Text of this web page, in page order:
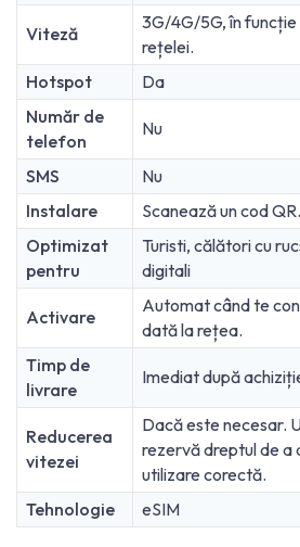
Viteză
3G/4G/5G, în
rețelei.
Hotspot
Da
Număr de
telefon
Nu
SMS
Nu
Instalare
Scanează un cod QR.
Optimizat
pentru
Turisti, călători cu
digitali
Activare
Automat când te
dată la rețea.
Timp de
livrare
Imediat după
Reducerea
vitezei
Dacă este necesar.
rezervă dreptul de a
utilizare corectă.
Tehnologie
eSIM